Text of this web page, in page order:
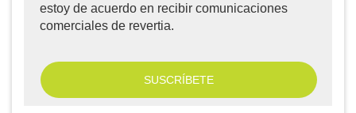
estoy de acuerdo en recibir comunicaciones
comerciales de revertia.